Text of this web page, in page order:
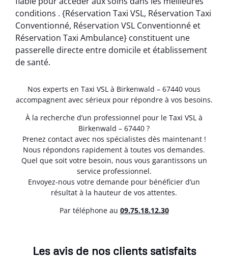
conditions . {Réservation Taxi VSL, Réservation Taxi
Conventionné, Réservation VSL Conventionné et
Réservation Taxi Ambulance} constituent une
passerelle directe entre domicile et établissement
de santé.
Nos experts en Taxi VSL à Birkenwald – 67440 vous
accompagnent avec sérieux pour répondre à vos besoins.
À la recherche d’un professionnel pour le Taxi VSL à
Birkenwald – 67440 ?
Prenez contact avec nos spécialistes dès maintenant !
Nous répondons rapidement à toutes vos demandes.
Quel que soit votre besoin, nous vous garantissons un
service professionnel.
Envoyez-nous votre demande pour bénéficier d’un
résultat à la hauteur de vos attentes.
Par téléphone au 09.75.18.12.30
Les avis de nos clients satisfaits